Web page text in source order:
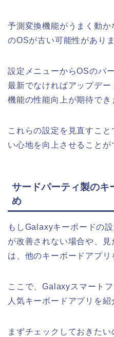
予測変換機能がうまく動
のOSが古い可能性がありま
設定メニューからOSのバ
最新でなければアップデ
機能の性能向上が期待でき
これらの設定を見直すこ
い心地を向上させることが
サードパーティ製のキ
め
もしGalaxyキーボードの
が改善されない場合や、
は、他のキーボードアプリ
ここで、Galaxyスマート
人気キーボードアプリを紹
まずチェックしておきた